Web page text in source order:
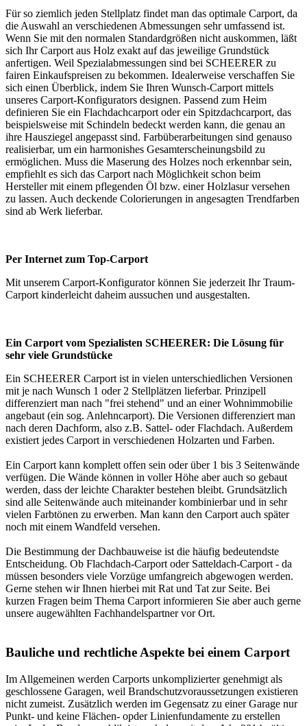
Für so ziemlich jeden Stellplatz findet man das optimale Carport, da
die Auswahl an verschiedenen Abmessungen sehr umfassend ist.
Wenn Sie mit den normalen Standardgrößen nicht auskommen, läßt
sich Ihr Carport aus Holz exakt auf das jeweilige Grundstück
anfertigen. Weil Spezialabmessungen sind bei SCHEERER zu
fairen Einkaufspreisen zu bekommen. Idealerweise verschaffen Sie
sich einen Überblick, indem Sie Ihren Wunsch-Carport mittels
unseres Carport-Konfigurators designen. Passend zum Heim
definieren Sie ein Flachdachcarport oder ein Spitzdachcarport, das
beispielsweise mit Schindeln bedeckt werden kann, die genau an
ihre Hausziegel angepasst sind. Farbüberarbeitungen sind genauso
realisierbar, um ein harmonishes Gesamterscheinungsbild zu
ermöglichen. Muss die Maserung des Holzes noch erkennbar sein,
empfiehlt es sich das Carport nach Möglichkeit schon beim
Hersteller mit einem pflegenden Öl bzw. einer Holzlasur versehen
zu lassen. Auch deckende Colorierungen in angesagten Trendfarben
sind ab Werk lieferbar.
Per Internet zum Top-Carport
Mit unserem Carport-Konfiguratorkönnen Sie jederzeit Ihr Traum-
Carport kinderleicht daheim aussuchen und ausgestalten.
Ein Carport vom Spezialisten SCHEERER: Die Lösung für
sehr viele Grundstücke
Ein SCHEERER Carport ist in vielen unterschiedlichen Versionen
mit je nach Wunsch 1 oder 2 Stellplätzen lieferbar. Prinzipell
differenziert man nach "frei stehend" und an einer Wohnimmobilie
angebaut (ein sog. Anlehncarport). Die Versionen differenziert man
nach deren Dachform, also z.B. Sattel- oder Flachdach. Außerdem
existiert jedes Carport in verschiedenen Holzarten und Farben.
Ein Carport kann komplett offen sein oder über 1 bis 3 Seitenwände
verfügen. Die Wände können in voller Höhe aber auch so gebaut
werden, dass der leichte Charakter bestehen bleibt. Grundsätzlich
sind alle Seitenwände auch miteinander kombinierbar und in sehr
vielen Farbtönen zu erwerben. Man kann den Carport auch später
noch mit einem Wandfeld versehen.
Die Bestimmung der Dachbauweise ist die häufig bedeutendste
Entscheidung. Ob Flachdach-Carport oder Satteldach-Carport - da
müssen besonders viele Vorzüge umfangreich abgewogen werden.
Gerne stehen wir Ihnen hierbei mit Rat und Tat zur Seite. Bei
kurzen Fragen beim Thema Carport informieren Sie aber auch gerne
unsere augewählten Fachhandelspartner vor Ort.
Bauliche und rechtliche Aspekte bei einem Carport
Im Allgemeinen werden Carports unkomplizierter genehmigt als
geschlossene Garagen, weil Brandschutzvoraussetzungen existieren
nicht zumeist. Zusätzlich werden im Gegensatz zu einer Garage nur
Punkt- und keine Flächen- opder Linienfundamente zu erstellen